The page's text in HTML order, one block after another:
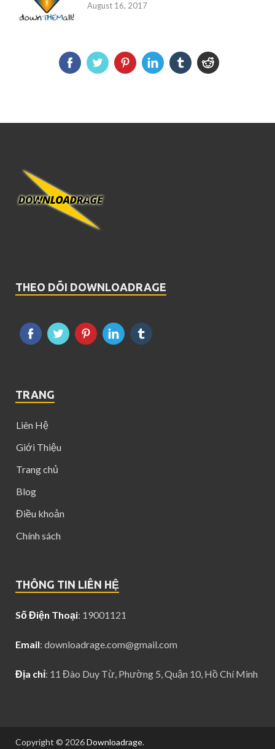
August 16, 2017
THEO DÕI DOWNLOADRAGE
TRANG
Liên Hệ
Giới Thiệu
Trang chủ
Blog
Điều khoản
Chính sách
THÔNG TIN LIÊN HỆ
Số Điện Thoại: 19001121
Email: downloadrage.com@gmail.com
Địa chỉ: 11 Đào Duy Từ, Phường 5, Quận 10, Hồ Chí Minh
Copyright © 2026Downloadrage.